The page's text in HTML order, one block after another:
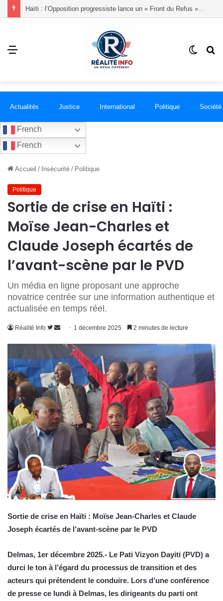
Haïti : l’Opposition progressiste lance un « Front du Refus » contre la transition et les élections dans les conditions actuelles
Menu
Switch
Actualités Justice International Politique Société
French
French
Accueil / Insécurité / Politique
Politique
Sortie de crise en Haïti :
Moïse Jean-Charles et
Claude Joseph écartés de
l’avant-scène par le PVD
Un média en ligne proposant une approche
novatrice centrée sur une information authentique et
actualisée en temps réel.
Réalité Info
Suivre
Twitter
Envoyer
courriel
1 décembre 2025 2 minutes de lecture
Sortie de crise en Haïti : Moïse Jean-Charles et Claude
Joseph écartés de l’avant-scène par le PVD
Delmas, 1er décembre 2025.- Le Pati Vizyon Dayiti (PVD) a
durci le ton à l’égard du processus de transition et des
acteurs qui prétendent le conduire. Lors d’une conférence
de presse ce lundi à Delmas, les dirigeants du parti ont